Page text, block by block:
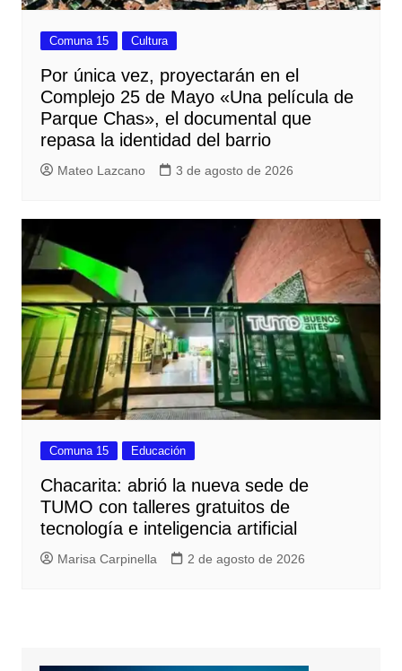
Comuna 15 Cultura
Por única vez, proyectarán en el
Complejo 25 de Mayo «Una película de
Parque Chas», el documental que
repasa la identidad del barrio
Mateo Lazcano 3 de agosto de 2026
Comuna 15 Educación
Chacarita: abrió la nueva sede de
TUMO con talleres gratuitos de
tecnología e inteligencia artificial
Marisa Carpinella 2 de agosto de 2026